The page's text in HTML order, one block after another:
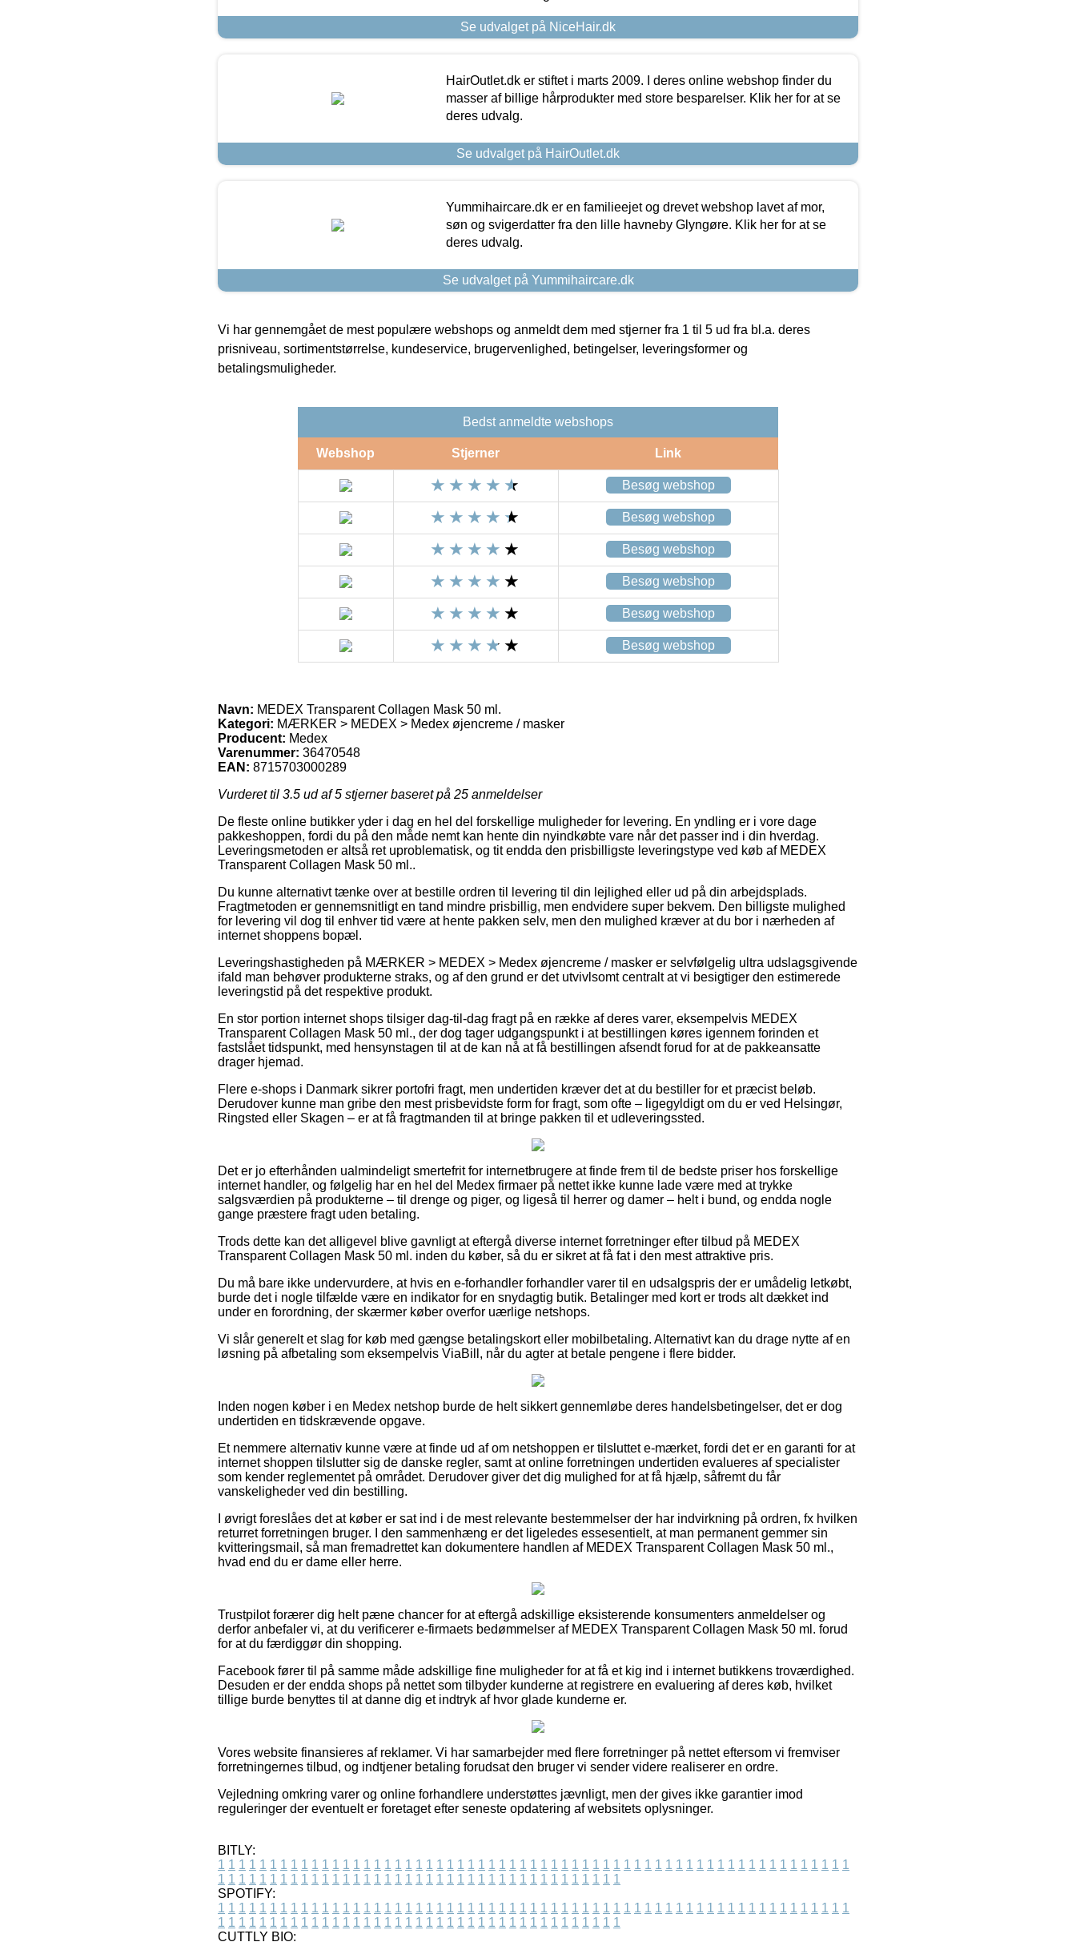
Se udvalget på NiceHair.dk
HairOutlet.dk er stiftet i marts 2009. I deres online webshop finder du
masser af billige hårprodukter med store besparelser. Klik her for at se
deres udvalg.
Se udvalget på HairOutlet.dk
Yummihaircare.dk er en familieejet og drevet webshop lavet af mor,
søn og svigerdatter fra den lille havneby Glyngøre. Klik her for at se
deres udvalg.
Se udvalget på Yummihaircare.dk
Vi har gennemgået de mest populære webshops og anmeldt dem med stjerner fra 1 til 5 ud fra bl.a. deres
prisniveau, sortimentstørrelse, kundeservice, brugervenlighed, betingelser, leveringsformer og
betalingsmuligheder.
Bedst anmeldte webshops
Webshop Stjerner Link
Besøg webshop
Besøg webshop
Besøg webshop
Besøg webshop
Besøg webshop
Besøg webshop
Navn: MEDEX Transparent Collagen Mask 50 ml.
Kategori: MÆRKER > MEDEX > Medex øjencreme / masker
Producent: Medex
Varenummer: 36470548
EAN: 8715703000289
Vurderet til 3.5 ud af 5 stjerner baseret på 25 anmeldelser
De fleste online butikker yder i dag en hel del forskellige muligheder for levering. En yndling er i vore dage
pakkeshoppen, fordi du på den måde nemt kan hente din nyindkøbte vare når det passer ind i din hverdag.
Leveringsmetoden er altså ret uproblematisk, og tit endda den prisbilligste leveringstype ved køb af MEDEX
Transparent Collagen Mask 50 ml..
Du kunne alternativt tænke over at bestille ordren til levering til din lejlighed eller ud på din arbejdsplads.
Fragtmetoden er gennemsnitligt en tand mindre prisbillig, men endvidere super bekvem. Den billigste mulighed
for levering vil dog til enhver tid være at hente pakken selv, men den mulighed kræver at du bor i nærheden af
internet shoppens bopæl.
Leveringshastigheden på MÆRKER > MEDEX > Medex øjencreme / masker er selvfølgelig ultra udslagsgivende
ifald man behøver produkterne straks, og af den grund er det utvivlsomt centralt at vi besigtiger den estimerede
leveringstid på det respektive produkt.
En stor portion internet shops tilsiger dag-til-dag fragt på en række af deres varer, eksempelvis MEDEX
Transparent Collagen Mask 50 ml., der dog tager udgangspunkt i at bestillingen køres igennem forinden et
fastslået tidspunkt, med hensynstagen til at de kan nå at få bestillingen afsendt forud for at de pakkeansatte
drager hjemad.
Flere e-shops i Danmark sikrer portofri fragt, men undertiden kræver det at du bestiller for et præcist beløb.
Derudover kunne man gribe den mest prisbevidste form for fragt, som ofte – ligegyldigt om du er ved Helsingør,
Ringsted eller Skagen – er at få fragtmanden til at bringe pakken til et udleveringssted.
Det er jo efterhånden ualmindeligt smertefrit for internetbrugere at finde frem til de bedste priser hos forskellige
internet handler, og følgelig har en hel del Medex firmaer på nettet ikke kunne lade være med at trykke
salgsværdien på produkterne – til drenge og piger, og ligeså til herrer og damer – helt i bund, og endda nogle
gange præstere fragt uden betaling.
Trods dette kan det alligevel blive gavnligt at eftergå diverse internet forretninger efter tilbud på MEDEX
Transparent Collagen Mask 50 ml. inden du køber, så du er sikret at få fat i den mest attraktive pris.
Du må bare ikke undervurdere, at hvis en e-forhandler forhandler varer til en udsalgspris der er umådelig letkøbt,
burde det i nogle tilfælde være en indikator for en snydagtig butik. Betalinger med kort er trods alt dækket ind
under en forordning, der skærmer køber overfor uærlige netshops.
Vi slår generelt et slag for køb med gængse betalingskort eller mobilbetaling. Alternativt kan du drage nytte af en
løsning på afbetaling som eksempelvis ViaBill, når du agter at betale pengene i flere bidder.
Inden nogen køber i en Medex netshop burde de helt sikkert gennemløbe deres handelsbetingelser, det er dog
undertiden en tidskrævende opgave.
Et nemmere alternativ kunne være at finde ud af om netshoppen er tilsluttet e-mærket, fordi det er en garanti for at
internet shoppen tilslutter sig de danske regler, samt at online forretningen undertiden evalueres af specialister
som kender reglementet på området. Derudover giver det dig mulighed for at få hjælp, såfremt du får
vanskeligheder ved din bestilling.
I øvrigt foreslåes det at køber er sat ind i de mest relevante bestemmelser der har indvirkning på ordren, fx hvilken
returret forretningen bruger. I den sammenhæng er det ligeledes essesentielt, at man permanent gemmer sin
kvitteringsmail, så man fremadrettet kan dokumentere handlen af MEDEX Transparent Collagen Mask 50 ml.,
hvad end du er dame eller herre.
Trustpilot forærer dig helt pæne chancer for at eftergå adskillige eksisterende konsumenters anmeldelser og
derfor anbefaler vi, at du verificerer e-firmaets bedømmelser af MEDEX Transparent Collagen Mask 50 ml. forud
for at du færdiggør din shopping.
Facebook fører til på samme måde adskillige fine muligheder for at få et kig ind i internet butikkens troværdighed.
Desuden er der endda shops på nettet som tilbyder kunderne at registrere en evaluering af deres køb, hvilket
tillige burde benyttes til at danne dig et indtryk af hvor glade kunderne er.
Vores website finansieres af reklamer. Vi har samarbejder med flere forretninger på nettet eftersom vi fremviser
forretningernes tilbud, og indtjener betaling forudsat den bruger vi sender videre realiserer en ordre.
Vejledning omkring varer og online forhandlere understøttes jævnligt, men der gives ikke garantier imod
reguleringer der eventuelt er foretaget efter seneste opdatering af websitets oplysninger.
BITLY:
1 1 1 1 1 1 1 1 1 1 1 1 1 1 1 1 1 1 1 1 1 1 1 1 1 1 1 1 1 1 1 1 1 1 1 1 1 1 1 1 1 1 1 1 1 1 1 1 1 1 1 1 1 1 1 1 1 1 1 1 1
1 1 1 1 1 1 1 1 1 1 1 1 1 1 1 1 1 1 1 1 1 1 1 1 1 1 1 1 1 1 1 1 1 1 1 1 1 1 1
SPOTIFY:
1 1 1 1 1 1 1 1 1 1 1 1 1 1 1 1 1 1 1 1 1 1 1 1 1 1 1 1 1 1 1 1 1 1 1 1 1 1 1 1 1 1 1 1 1 1 1 1 1 1 1 1 1 1 1 1 1 1 1 1 1
1 1 1 1 1 1 1 1 1 1 1 1 1 1 1 1 1 1 1 1 1 1 1 1 1 1 1 1 1 1 1 1 1 1 1 1 1 1 1
CUTTLY BIO: